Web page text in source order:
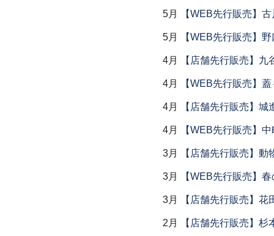
5月 【WEB先行販売】
5月 【WEB先行販売】
4月 【店舗先行販売】九
4月 【WEB先行販売】
4月 【店舗先行販売】城
4月 【WEB先行販売】
3月 【店舗先行販売】動
3月 【WEB先行販売】
3月 【店舗先行販売】
2月 【店舗先行販売】